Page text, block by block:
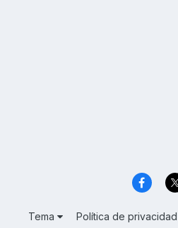
Tema Política de privacidad